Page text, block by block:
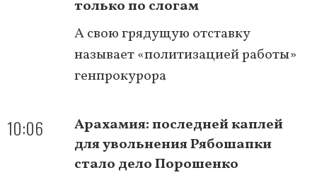
только по слогам
А свою грядущую отставку
называет «политизацией работы»
генпрокурора
10:06
Арахамия: последней каплей
для увольнения Рябошапки
стало дело Порошенко